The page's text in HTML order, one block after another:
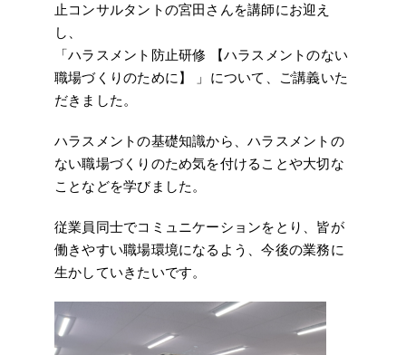
止コンサルタントの宮田さんを講師にお迎え
し、
「ハラスメント防止研修 【ハラスメントのない
職場づくりのために】 」について、ご講義いた
だきました。
ハラスメントの基礎知識から、ハラスメントの
ない職場づくりのため気を付けることや大切な
ことなどを学びました。
従業員同士でコミュニケーションをとり、皆が
働きやすい職場環境になるよう、今後の業務に
生かしていきたいです。